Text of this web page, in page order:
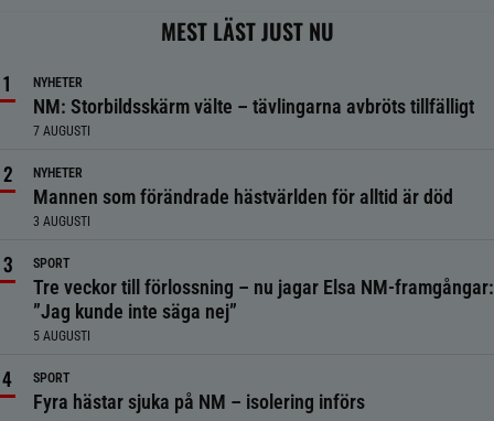
MEST LÄST JUST NU
NYHETER
NM: Storbildsskärm välte – tävlingarna avbröts tillfälligt
7 AUGUSTI
NYHETER
Mannen som förändrade hästvärlden för alltid är död
3 AUGUSTI
SPORT
Tre veckor till förlossning – nu jagar Elsa NM-framgångar:
”Jag kunde inte säga nej”
5 AUGUSTI
SPORT
Fyra hästar sjuka på NM – isolering införs